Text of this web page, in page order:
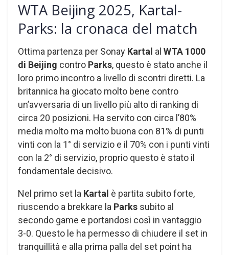
WTA Beijing 2025, Kartal-
Parks: la cronaca del match
Ottima partenza per Sonay Kartal al WTA 1000
di Beijing contro Parks, questo è stato anche il
loro primo incontro a livello di scontri diretti. La
britannica ha giocato molto bene contro
un’avversaria di un livello più alto di ranking di
circa 20 posizioni. Ha servito con circa l’80%
media molto ma molto buona con 81% di punti
vinti con la 1° di servizio e il 70% con i punti vinti
con la 2° di servizio, proprio questo è stato il
fondamentale decisivo.
Nel primo set la Kartal è partita subito forte,
riuscendo a brekkare la Parks subito al
secondo game e portandosi così in vantaggio
3-0. Questo le ha permesso di chiudere il set in
tranquillità e alla prima palla del set point ha